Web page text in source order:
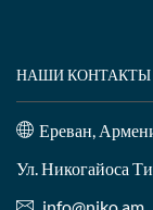
НАШИ КОНТАКТЫ
Ереван,
Ул. Никогайоса